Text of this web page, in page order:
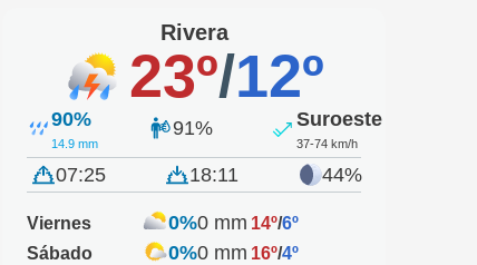
Rivera
23º/12º
90%
14.9 mm
91% Suroeste
37-74 km/h
07:25 18:11 44%
Viernes 0%0 mm 14º/6º
Sábado
0%0 mm 16º/4º